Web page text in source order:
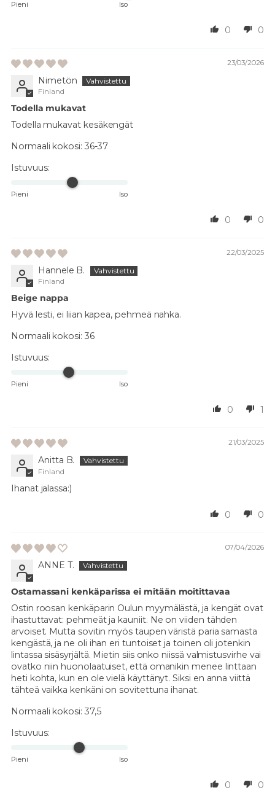
Pieni Iso
0 0
23/03/2026
Nimetön
Finland
Todella mukavat
Todella mukavat kesäkengät
Normaali kokosi: 36-37
Istuvuus:
Pieni Iso
0 0
22/03/2025
Hannele B.
Finland
Beige nappa
Hyvä lesti, ei liian kapea, pehmeä nahka.
Normaali kokosi: 36
Istuvuus:
Pieni Iso
0 1
21/03/2025
Anitta B.
Finland
Ihanat jalassa:)
0 0
07/04/2026
ANNE T.
Ostamassani kenkäparissa ei mitään moitittavaa
Ostin roosan kenkäparin Oulun myymälästä, ja kengät ovat
ihastuttavat: pehmeät ja kauniit. Ne on viiden tähden
arvoiset. Mutta sovitin myös taupen väristä paria samasta
kengästä, ja ne oli ihan eri tuntoiset ja toinen oli jotenkin
lintassa sisäsyrjältä. Mietin siis onko niissä valmistusvirhe vai
ovatko niin huonolaatuiset, että omanikin menee linttaan
heti kohta, kun en ole vielä käyttänyt. Siksi en anna viittä
tähteä vaikka kenkäni on sovitettuna ihanat.
Normaali kokosi: 37,5
Istuvuus:
Pieni Iso
0 0